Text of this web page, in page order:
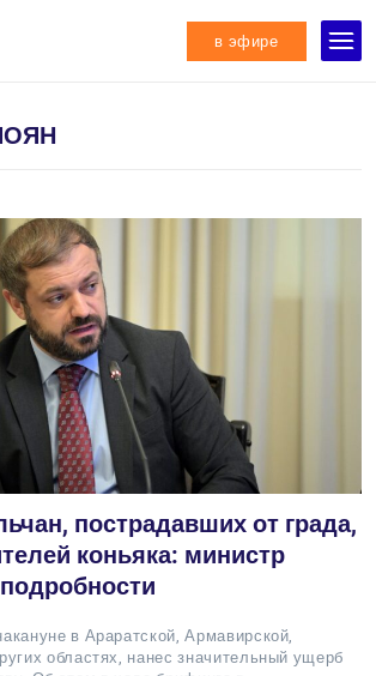
в эфире
пострадавших от града,
коньяка: министр
в Араратской, Армавирской,
областях, нанес значительный ущерб